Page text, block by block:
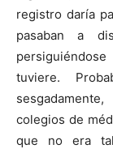
registro daría
pasaban a
tuviere.
colegios de
que no era